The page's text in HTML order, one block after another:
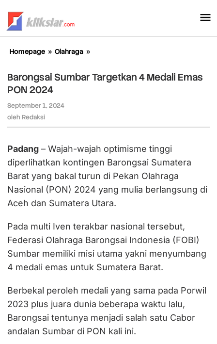
konten
Homepage » Olahraga »
Targetkan
4
Barongsai Sumbar Targetkan 4 Medali Emas
PON 2024
September 1, 2024
oleh Redaksi
Padang – Wajah-wajah optimisme tinggi
diperlihatkan kontingen Barongsai Sumatera
Barat yang bakal turun di Pekan Olahraga
Nasional (PON) 2024 yang mulia berlangsung di
Aceh dan Sumatera Utara.
Pada multi Iven terakbar nasional tersebut,
Federasi Olahraga Barongsai Indonesia (FOBI)
Sumbar memiliki misi utama yakni menyumbang
4 medali emas untuk Sumatera Barat.
Berbekal peroleh medali yang sama pada Porwil
2023 plus juara dunia beberapa waktu lalu,
Barongsai tentunya menjadi salah satu Cabor
andalan Sumbar di PON kali ini.